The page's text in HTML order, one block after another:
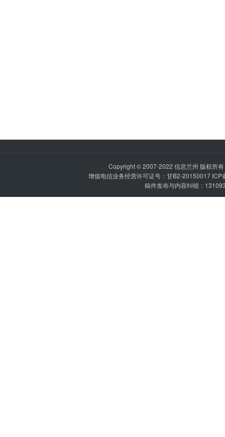
Copyright © 2007-2022 信息兰州 版权所
增值电信业务经营许可证号：甘B2-20150017 ICP
稿件发布与内容纠错：